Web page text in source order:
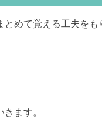
めて覚える工夫を
ます。